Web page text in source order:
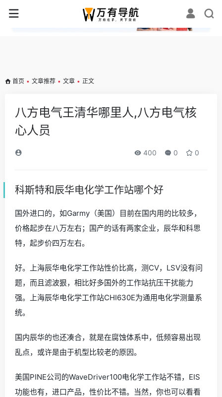
✕
首页 • 文章推荐 • 文章 • 正文
八方电气王清华哪里人,八方电气核
心人员
400 0 0
科斯特和辰华电化学工作站哪个好
国外进口的，如Garmy（美国）目前在国内用的比较多，
价格起步在八万左右；国产的话有两家企业，辰华和科思
特，起步价四万左右。
好。上海辰华电化学工作站性价比高，测CV，LSV没有问
题，而且滤波狠，相比好多国外的工作站抗压干扰能力
强。上海辰华电化学工作站CHI630E为通用电化学测量系
统。
国内辰华的也还凑合，就是在腐蚀体系中，低频容易出现
乱点，或许是由于机型比较老的原因。
美国PINE公司的WaveDriver100电化学工作站不错，EIS
功能也有，进口产品，性价比不错。当然，你也可以看看